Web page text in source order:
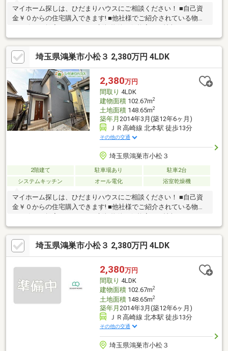
マイホーム探しは、ひだまりハウスにご相談ください！ ■自己資
金￥０からの住宅購入できます! ■他社様でご紹介されている物件
スピーディーです。 ■インターネット非公開の物件もご紹介可能
です。 ■ご希望の方にはメールでのやりとりだけで大丈夫です。
■お忙しいときは現地待合せ＆現地解散できます。 ■平日のご見学
希望大歓迎です! ■住宅ローンアドバイザーが銀行手続きをお手伝
い致します。
埼玉県鴻巣市小松３ 2,380万円 4LDK
2,380万円
間取り 4LDK
建物面積102.67m2
土地面積148.65m2
築年月 2014年3月(築12年6ヶ月)
ＪＲ高崎線 北本駅 徒歩13分
その他の交通
埼玉県鴻巣市小松３
2階建て 駐車場あり
駐車2台
システムキッチン
オール電化 浴室乾燥機
マイホーム探しは、ひだまりハウスにご相談ください！ ■自己資
金￥０からの住宅購入できます! ■他社様でご紹介されている物件
スピーディーです。 ■インターネット非公開の物件もご紹介可能
です。 ■ご希望の方にはメールでのやりとりだけで大丈夫です。
■お忙しいときは現地待合せ＆現地解散できます。 ■平日のご見学
希望大歓迎です! ■住宅ローンアドバイザーが銀行手続きをお手伝
埼玉県鴻巣市小松３ 2,380万円 4LDK
2,380万円
間取り 4LDK
建物面積102.67m2
土地面積148.65m2
築年月 2014年3月(築12年6ヶ月)
ＪＲ高崎線 北本駅 徒歩13分
その他の交通
埼玉県鴻巣市小松３